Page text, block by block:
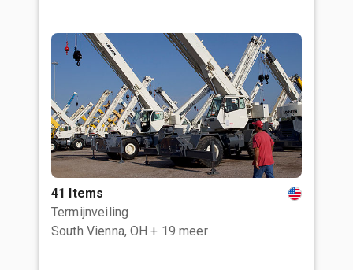
41 Items
Termijnveiling
South Vienna, OH + 19 meer